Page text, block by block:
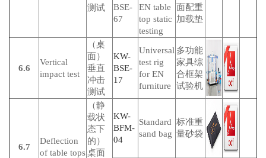
测试
BSE-
67
EN table
top static
testing
面配重
加载垫
6.6
Vertical
impact test
（桌
面）
垂直
冲击
测试
KW-
BSE-
17
Universal
test rig
for EN
furniture
多功能
家具综
合框架
试验机
6.7
Deflection
of table tops
（静
载状
态下
的）
桌面
KW-
BFM-
04
Standard
sand bag
标准重
量砂袋